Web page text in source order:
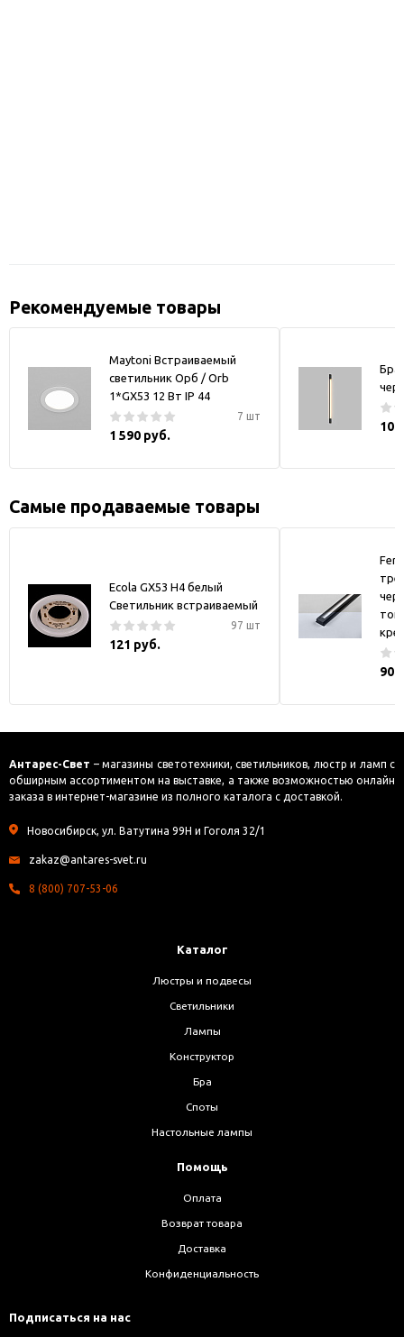
Рекомендуемые товары
Maytoni Встраиваемый
светильник Орб / Orb
1*GX53 12 Вт IP 44
7 шт
1 590 руб.
Бра
10
Самые продаваемые товары
Ecola GX53 H4 белый
Светильник встраиваемый
97 шт
121 руб.
Антарес-Свет – магазины светотехники, светильников, люстр и ламп с
обширным ассортиментом на выставке, а также возможностью онлайн
заказа в интернет-магазине из полного каталога с доставкой.
Новосибирск, ул. Ватутина 99Н и Гоголя 32/1
zakaz@antares-svet.ru
8 (800) 707-53-06
Каталог
Люстры и подвесы
Светильники
Лампы
Конструктор
Бра
Споты
Настольные лампы
Помощь
Оплата
Возврат товара
Доставка
Конфиденциальность
Подписаться на нас